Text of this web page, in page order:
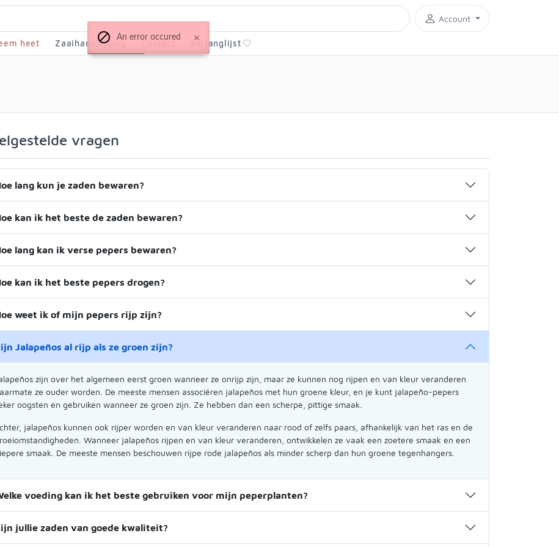
Account
heet Zaaihandleiding Contact Verlanglijst
vragen
lang kun je zaden bewaren?
kan ik het beste de zaden bewaren?
lang kan ik verse pepers bewaren?
kan ik het beste pepers drogen?
weet ik of mijn pepers rijp zijn?
Jalapeños al rijp als ze groen zijn?
zijn over het algemeen eerst groen wanneer ze onrijp zijn, maar ze kunnen nog rijpen en van kleur veranderen
ze ouder worden. De meeste mensen associëren jalapeños met hun groene kleur, en je kunt jalapeño-pepers
oogsten en gebruiken wanneer ze groen zijn. Ze hebben dan een scherpe, pittige smaak.
jalapeños kunnen ook rijper worden en van kleur veranderen naar rood of zelfs paars, afhankelijk van het ras en de
Wanneer jalapeños rijpen en van kleur veranderen, ontwikkelen ze vaak een zoetere smaak en een
smaak. De meeste mensen beschouwen rijpe rode jalapeños als minder scherp dan hun groene tegenhangers.
voeding kan ik het beste gebruiken voor mijn peperplanten?
jullie zaden van goede kwaliteit?
An error occured